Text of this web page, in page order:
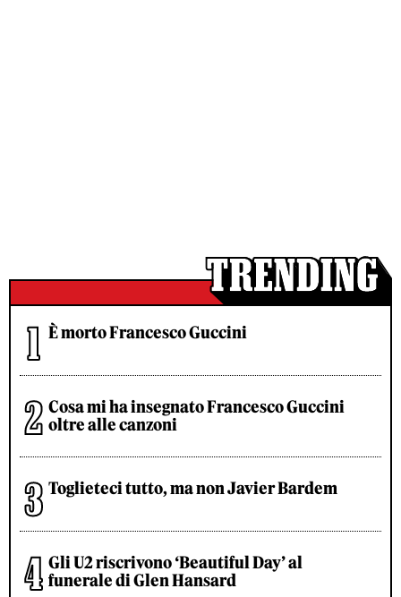
È morto Francesco Guccini
Cosa mi ha insegnato Francesco Guccini
oltre alle canzoni
Toglieteci tutto, ma non Javier Bardem
Gli U2 riscrivono ‘Beautiful Day’ al
funerale di Glen Hansard